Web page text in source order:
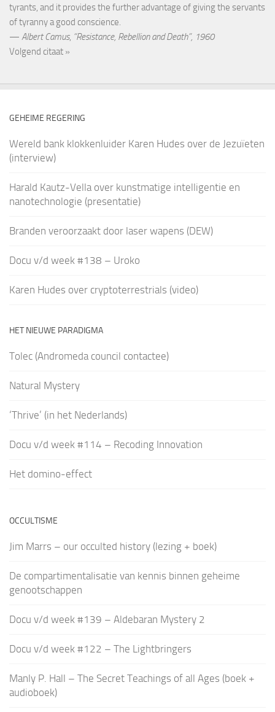
tyrants, and it provides the further advantage of giving the servants
of tyranny a good conscience.
— Albert Camus, “Resistance, Rebellion and Death”, 1960
Volgend citaat »
GEHEIME REGERING
Wereld bank klokkenluider Karen Hudes over de Jezuïeten
(interview)
Harald Kautz-Vella over kunstmatige intelligentie en
nanotechnologie (presentatie)
Branden veroorzaakt door laser wapens (DEW)
Docu v/d week #138 – Uroko
Karen Hudes over cryptoterrestrials (video)
HET NIEUWE PARADIGMA
Tolec (Andromeda council contactee)
Natural Mystery
‘Thrive’ (in het Nederlands)
Docu v/d week #114 – Recoding Innovation
Het domino-effect
OCCULTISME
Jim Marrs – our occulted history (lezing + boek)
De compartimentalisatie van kennis binnen geheime
genootschappen
Docu v/d week #139 – Aldebaran Mystery 2
Docu v/d week #122 – The Lightbringers
Manly P. Hall – The Secret Teachings of all Ages (boek +
audioboek)